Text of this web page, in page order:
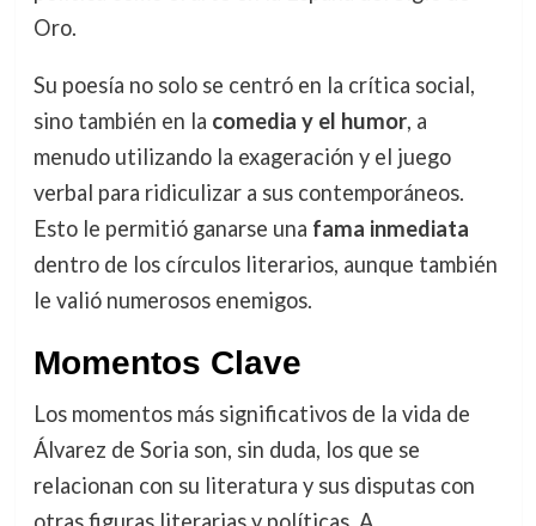
Oro.
Su poesía no solo se centró en la crítica social,
sino también en la comedia y el humor, a
menudo utilizando la exageración y el juego
verbal para ridiculizar a sus contemporáneos.
Esto le permitió ganarse una fama inmediata
dentro de los círculos literarios, aunque también
le valió numerosos enemigos.
Momentos Clave
Los momentos más significativos de la vida de
Álvarez de Soria son, sin duda, los que se
relacionan con su literatura y sus disputas con